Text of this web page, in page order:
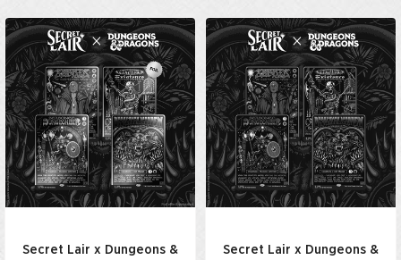
Secret Lair x Dungeons &
Secret Lair x Dungeons &